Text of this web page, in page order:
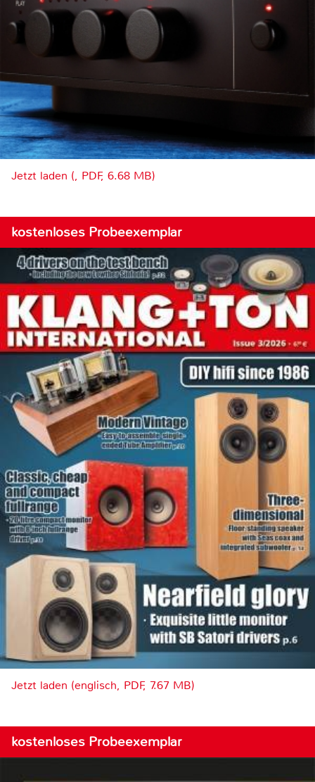
Jetzt laden (, PDF, 6.68 MB)
kostenloses Probeexemplar
Jetzt laden (englisch, PDF, 7.67 MB)
kostenloses Probeexemplar